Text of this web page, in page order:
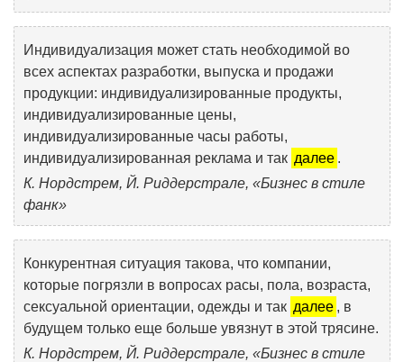
Индивидуализация может стать необходимой во
всех аспектах разработки, выпуска и продажи
продукции: индивидуализированные продукты,
индивидуализированные цены,
индивидуализированные часы работы,
индивидуализированная реклама и так далее .
К. Нордстрем, Й. Риддерстрале, «Бизнес в стиле
фанк»
Конкурентная ситуация такова, что компании,
которые погрязли в вопросах расы, пола, возраста,
сексуальной ориентации, одежды и так далее , в
будущем только еще больше увязнут в этой трясине.
К. Нордстрем, Й. Риддерстрале, «Бизнес в стиле